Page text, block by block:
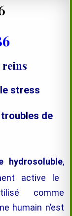
reins
stress
de
hydrosoluble,
active le
comme
humain n’est